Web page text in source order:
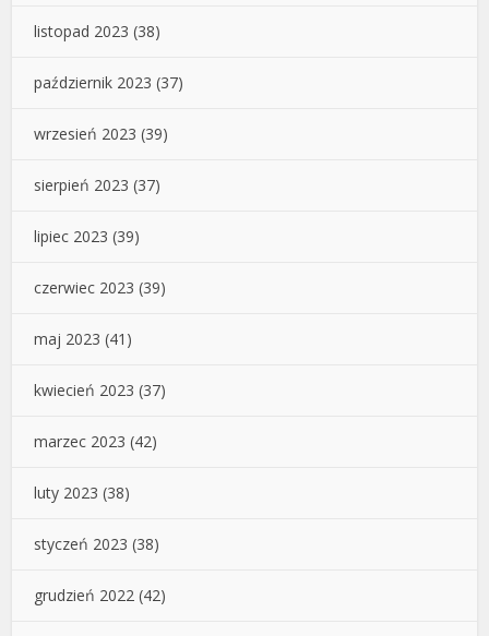
listopad 2023 (38)
październik 2023 (37)
wrzesień 2023 (39)
sierpień 2023 (37)
lipiec 2023 (39)
czerwiec 2023 (39)
maj 2023 (41)
kwiecień 2023 (37)
marzec 2023 (42)
luty 2023 (38)
styczeń 2023 (38)
grudzień 2022 (42)